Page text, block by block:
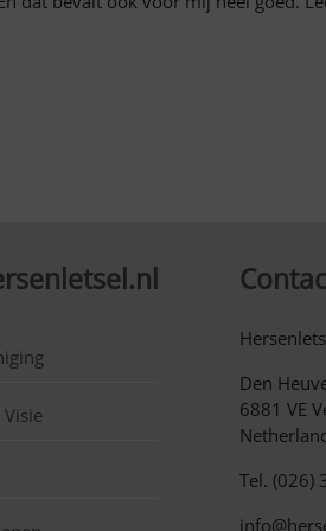
Visie
Den
6881 VE
Tel. (026)